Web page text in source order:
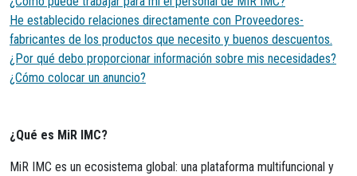
He establecido relaciones directamente con Proveedores-
fabricantes de los productos que necesito y buenos descuentos.
¿Por qué debo proporcionar información sobre mis necesidades?
¿Cómo colocar un anuncio?
¿Qué es MiR IMC?
MiR IMC es un ecosistema global: una plataforma multifuncional y